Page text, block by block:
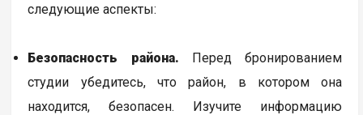
следующие аспекты:
Безопасность района. Перед бронированием
студии убедитесь, что район, в котором она
находится, безопасен. Изучите информацию